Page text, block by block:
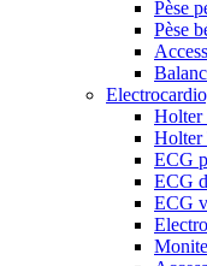
Pèse
Pèse
Holter
Holter
ECG
ECG
ECG